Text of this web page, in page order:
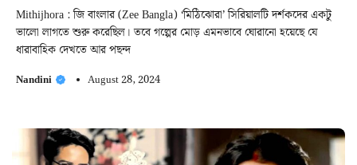
Mithijhora : জি বাংলার (Zee Bangla) ‘মিঠিঝোরা’ সিরিয়ালটি দর্শকদের একটু
ভালো লাগতে শুরু করেছিল। তবে গল্পের মোড় এমনভাবে ঘোরানো হয়েছে যে
ধারাবাহিক দেখতে আর পছন্দ
Nandini August 28, 2024